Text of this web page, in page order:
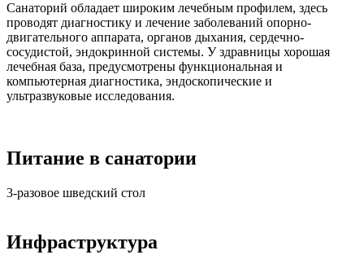
Санаторий обладает широким лечебным профилем, здесь
проводят диагностику и лечение заболеваний опорно-
двигательного аппарата, органов дыхания, сердечно-
сосудистой, эндокринной системы. У здравницы хорошая
лечебная база, предусмотрены функциональная и
компьютерная диагностика, эндоскопические и
ультразвуковые исследования.
Питание в санатории
3-разовое шведский стол
Инфраструктура